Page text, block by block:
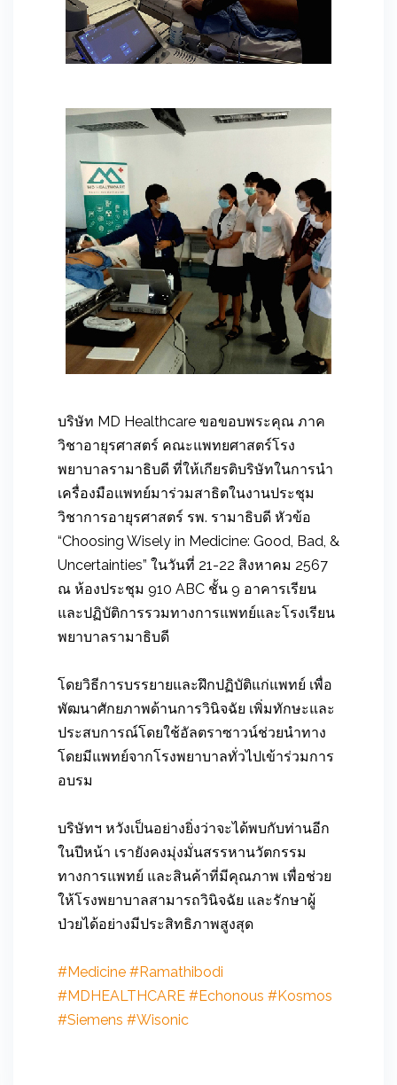
บริษัท MD Healthcare ขอขอบพระคุณ ภาค
วิชาอายุรศาสตร์ คณะแพทยศาสตร์โรง
พยาบาลรามาธิบดี ที่ให้เกียรติบริษัทในการนำ
เครื่องมือแพทย์มาร่วมสาธิตในงานประชุม
วิชาการอายุรศาสตร์ รพ. รามาธิบดี หัวข้อ
“Choosing Wisely in Medicine: Good, Bad, &
Uncertainties” ในวันที่ 21-22 สิงหาคม 2567
ณ ห้องประชุม 910 ABC ชั้น 9 อาคารเรียน
และปฏิบัติการรวมทางการแพทย์และโรงเรียน
พยาบาลรามาธิบดี
โดยวิธีการบรรยายและฝึกปฏิบัติแก่แพทย์ เพื่อ
พัฒนาศักยภาพด้านการวินิจฉัย เพิ่มทักษะและ
ประสบการณ์โดยใช้อัลตราซาวน์ช่วยนำทาง
โดยมีแพทย์จากโรงพยาบาลทั่วไปเข้าร่วมการ
อบรม
บริษัทฯ หวังเป็นอย่างยิ่งว่าจะได้พบกับท่านอีก
ในปีหน้า เรายังคงมุ่งมั่นสรรหานวัตกรรม
ทางการแพทย์ และสินค้าที่มีคุณภาพ เพื่อช่วย
ให้โรงพยาบาลสามารถวินิจฉัย และรักษาผู้
ป่วยได้อย่างมีประสิทธิภาพสูงสุด
#Medicine #Ramathibodi
#MDHEALTHCARE #Echonous #Kosmos
#Siemens #Wisonic